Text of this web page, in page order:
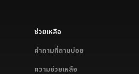
ช่วยเหลือ
คำถามที่ถามบ่อย
ความช่วยเหลือ